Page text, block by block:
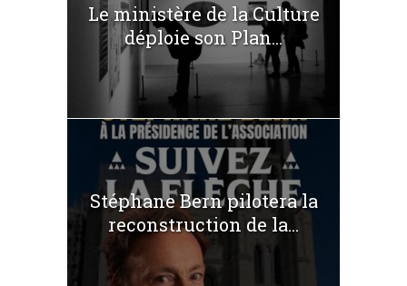
Le ministère de la Culture
déploie son Plan...
Stéphane Bern pilotera la
reconstruction de la...